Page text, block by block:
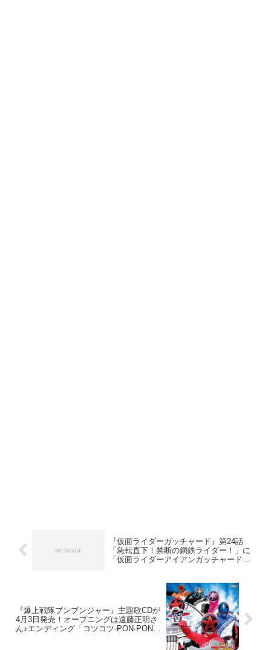
『仮面ライダーガッチャード』第24話
「急転直下！禁断の鋼鉄ライダー！」に
「仮面ライダーアイアンガッチャード」
『爆上戦隊ブンブンジャー』主題歌CDが
4月3日発売！オープニングは遠藤正明さ
ん♪エンディング「コツコツ-PON-PON」